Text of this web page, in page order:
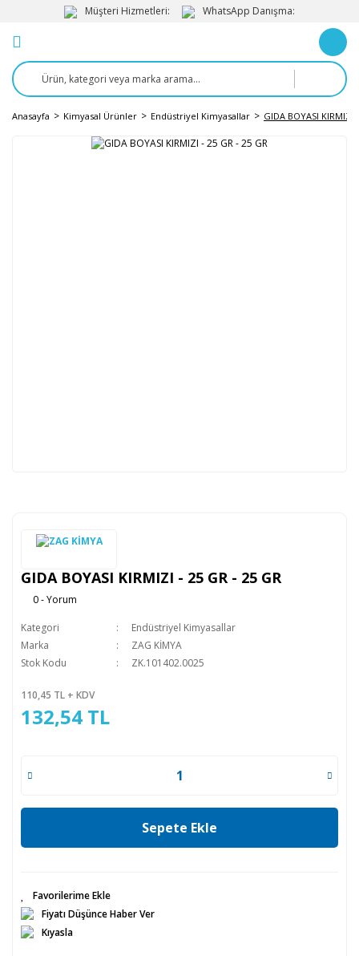
Müşteri Hizmetleri: WhatsApp Danışma:
Anasayfa Kimyasal Ürünler Endüstriyel Kimyasallar GIDA BOYASI KIRMIZI
GIDA BOYASI KIRMIZI - 25 GR - 25 GR
0 - Yorum
Kategori
Endüstriyel Kimyasallar
Marka
ZAG KİMYA
Stok Kodu
ZK.101402.0025
110,45 TL + KDV
132,54 TL
Sepete Ekle
Fiyatı Düşünce Haber Ver
Kıyasla